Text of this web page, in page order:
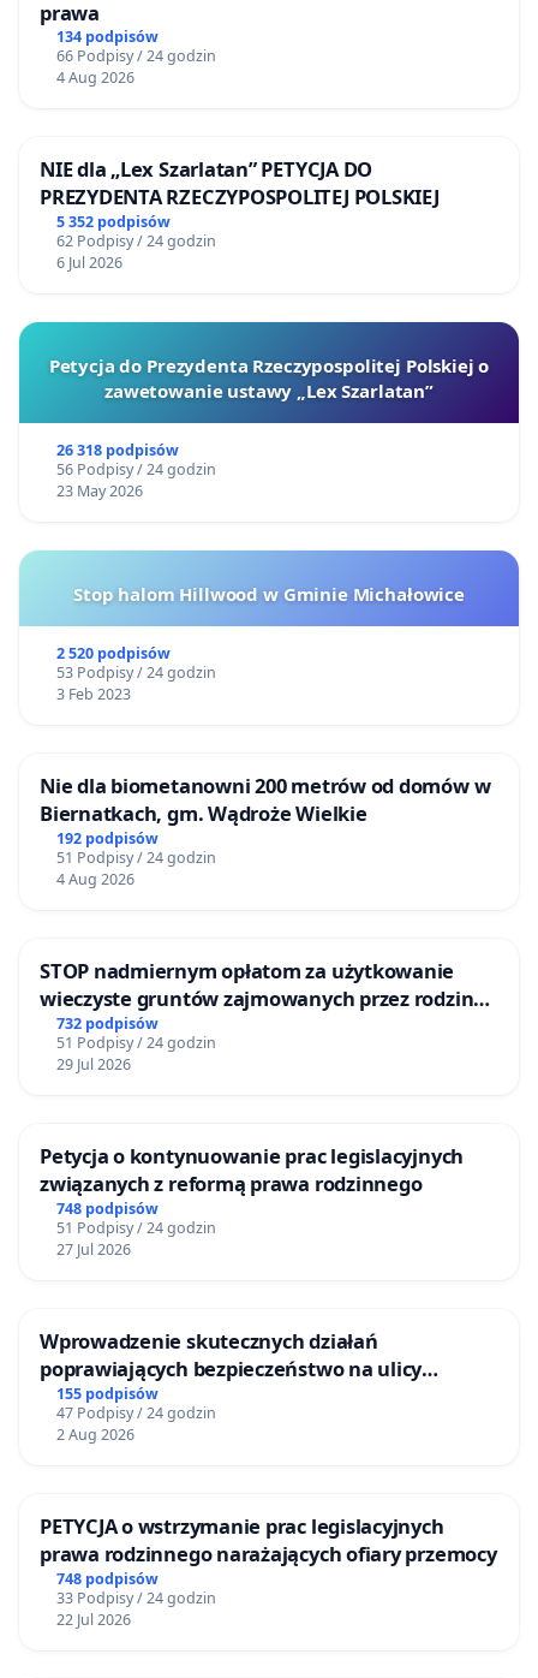
prawa
134 podpisów
66 Podpisy / 24 godzin
4 Aug 2026
NIE dla „Lex Szarlatan” PETYCJA DO
PREZYDENTA RZECZYPOSPOLITEJ POLSKIEJ
5 352 podpisów
62 Podpisy / 24 godzin
6 Jul 2026
Petycja do Prezydenta Rzeczypospolitej Polskiej o
zawetowanie ustawy „Lex Szarlatan”
26 318 podpisów
56 Podpisy / 24 godzin
23 May 2026
Stop halom Hillwood w Gminie Michałowice
2 520 podpisów
53 Podpisy / 24 godzin
3 Feb 2023
Nie dla biometanowni 200 metrów od domów w
Biernatkach, gm. Wądroże Wielkie
192 podpisów
51 Podpisy / 24 godzin
4 Aug 2026
STOP nadmiernym opłatom za użytkowanie
wieczyste gruntów zajmowanych przez rodzinne
ogrody działkowe.
732 podpisów
51 Podpisy / 24 godzin
29 Jul 2026
Petycja o kontynuowanie prac legislacyjnych
związanych z reformą prawa rodzinnego
748 podpisów
51 Podpisy / 24 godzin
27 Jul 2026
Wprowadzenie skutecznych działań
poprawiających bezpieczeństwo na ulicy
Żeromskiego w Otwocku
155 podpisów
47 Podpisy / 24 godzin
2 Aug 2026
PETYCJA o wstrzymanie prac legislacyjnych
prawa rodzinnego narażających ofiary przemocy
748 podpisów
33 Podpisy / 24 godzin
22 Jul 2026